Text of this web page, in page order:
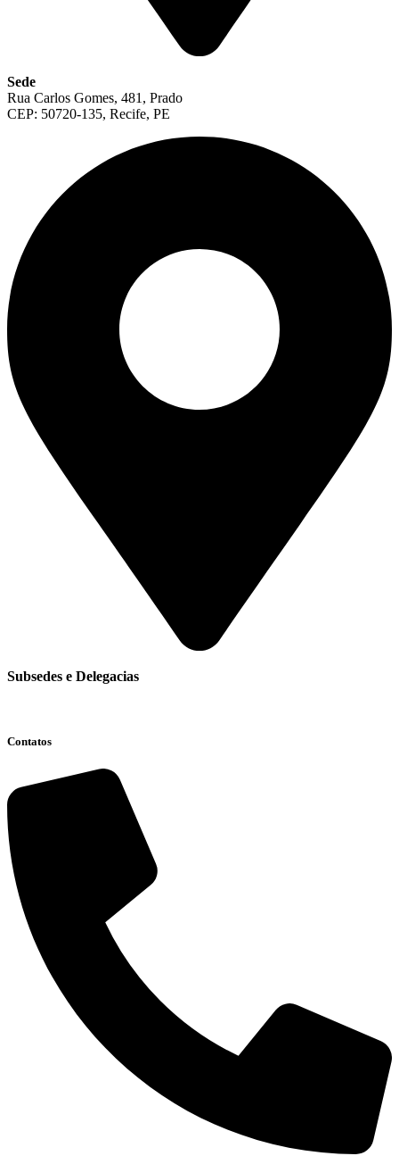
Sede
Rua Carlos Gomes, 481, Prado
CEP: 50720-135, Recife, PE
Subsedes e Delegacias
Contatos